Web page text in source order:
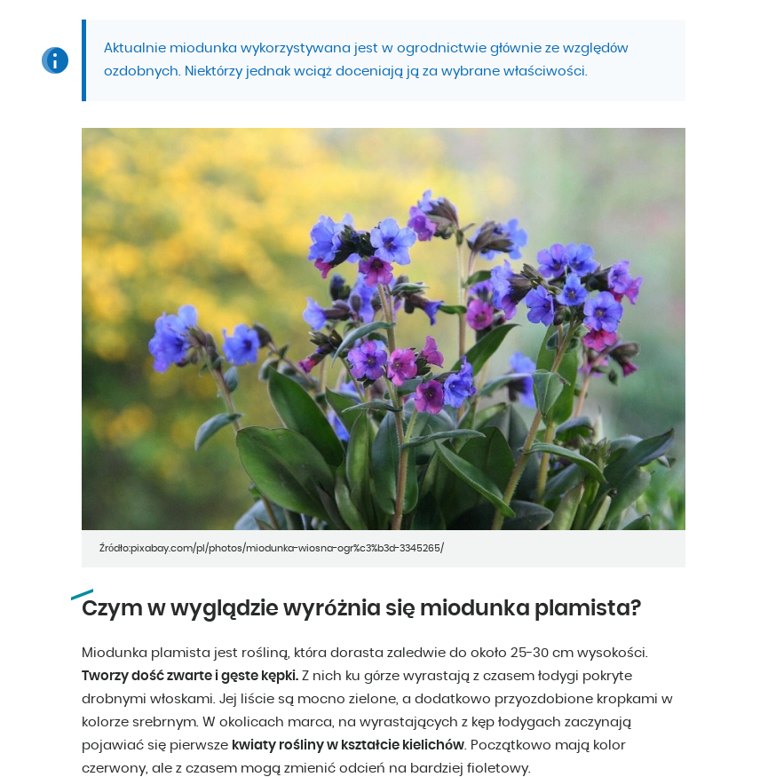
Aktualnie miodunka wykorzystywana jest w ogrodnictwie głównie ze względów
ozdobnych. Niektórzy jednak wciąż doceniają ją za wybrane właściwości.
Źródło:pixabay.com/pl/photos/miodunka-wiosna-ogr%c3%b3d-3345265/
Czym w wyglądzie wyróżnia się miodunka plamista?
Miodunka plamista jest rośliną, która dorasta zaledwie do około 25-30 cm wysokości.
Tworzy dość zwarte i gęste kępki. Z nich ku górze wyrastają z czasem łodygi pokryte
drobnymi włoskami. Jej liście są mocno zielone, a dodatkowo przyozdobione kropkami w
kolorze srebrnym. W okolicach marca, na wyrastających z kęp łodygach zaczynają
pojawiać się pierwsze kwiaty rośliny w kształcie kielichów. Początkowo mają kolor
czerwony, ale z czasem mogą zmienić odcień na bardziej fioletowy.